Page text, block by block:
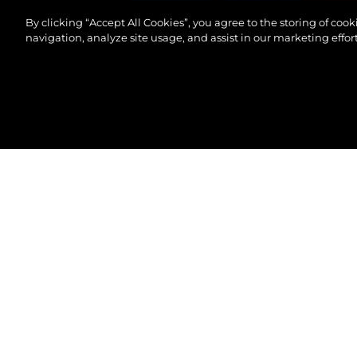
By clicking “Accept All Cookies”, you agree to the storing of
navigation, analyze site usage, and assist in our marketing